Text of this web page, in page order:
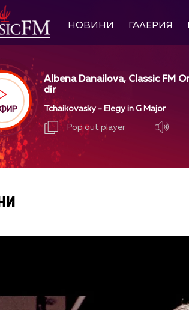
НОВИНИ ГАЛЕРИЯ
Albena Danailova, Classic FM
dir
Tchaikovasky - Elegy in G Major
Pop out player